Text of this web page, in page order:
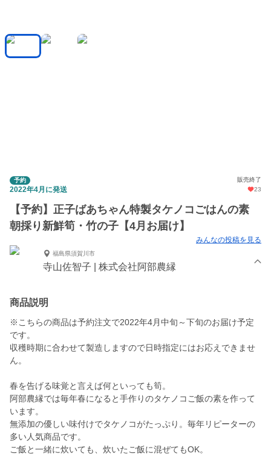
予約 販売終了
2022年4月に発送 23
【予約】正子ばあちゃん特製タケノコごはんの素
朝採り新鮮筍・竹の子【4月お届け】
みんなの投稿を見る
福島県須賀川市
寺山佐智子 | 株式会社阿部農縁
商品説明
※こちらの商品は予約注文で2022年4月中旬～下旬のお届け予定
です。
収穫時期に合わせて製造しますので日時指定にはお応えできませ
ん。
春を告げる味覚と言えば何といっても筍。
阿部農縁では毎年春になると手作りのタケノコご飯の素を作って
います。
無添加の優しい味付けでタケノコがたっぷり。毎年リピーターの
多い人気商品です。
ご飯と一緒に炊いても、炊いたご飯に混ぜてもOK。